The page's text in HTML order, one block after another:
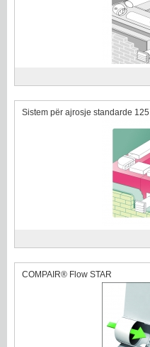
Sistem për ajrosje standarde 125
COMPAIR® Flow STAR